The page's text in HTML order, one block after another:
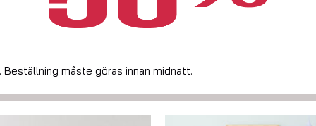
måste göras innan midnatt.